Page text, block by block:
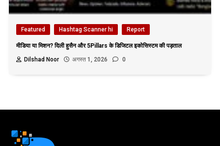
Featured Hashtag Scanner hi Report
मीडिया या मिशन? दिली हुसैन और 5Pillars के डिजिटल इकोसिस्टम की पड़ताल
Dilshad Noor
अगस्त 1, 2026 0